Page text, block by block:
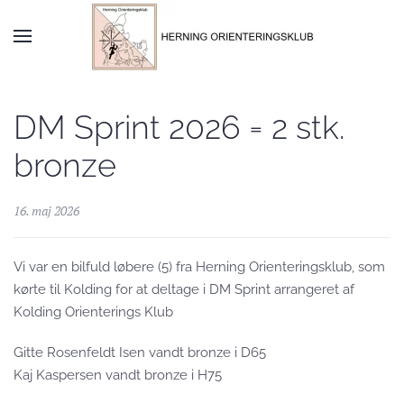
Skip to main content
DM Sprint 2026 = 2 stk.
bronze
16. maj 2026
Vi var en bilfuld løbere (5) fra Herning Orienteringsklub, som
kørte til Kolding for at deltage i DM Sprint arrangeret af
Kolding Orienterings Klub
Gitte Rosenfeldt Isen vandt bronze i D65
Kaj Kaspersen vandt bronze i H75